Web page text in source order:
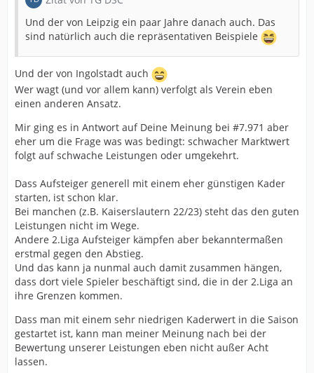
Und der von Leipzig ein paar Jahre danach auch. Das
sind natürlich auch die repräsentativen Beispiele
Und der von Ingolstadt auch
Wer wagt (und vor allem kann) verfolgt als Verein eben
einen anderen Ansatz.
Mir ging es in Antwort auf Deine Meinung bei #7.971 aber
eher um die Frage was was bedingt: schwacher Marktwert
folgt auf schwache Leistungen oder umgekehrt.
Dass Aufsteiger generell mit einem eher günstigen Kader
starten, ist schon klar.
Bei manchen (z.B. Kaiserslautern 22/23) steht das den guten
Leistungen nicht im Wege.
Andere 2.Liga Aufsteiger kämpfen aber bekanntermaßen
erstmal gegen den Abstieg.
Und das kann ja nunmal auch damit zusammen hängen,
dass dort viele Spieler beschäftigt sind, die in der 2.Liga an
ihre Grenzen kommen.
Dass man mit einem sehr niedrigen Kaderwert in die Saison
gestartet ist, kann man meiner Meinung nach bei der
Bewertung unserer Leistungen eben nicht außer Acht
lassen.